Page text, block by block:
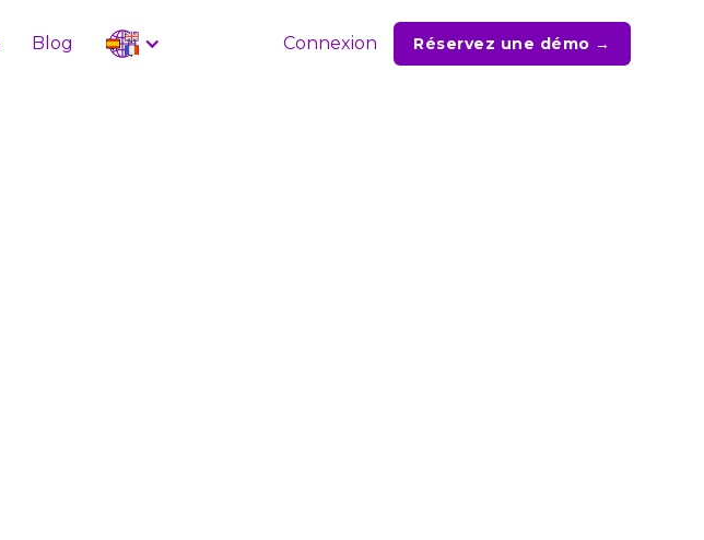
Blog Connexion Réservez une démo →